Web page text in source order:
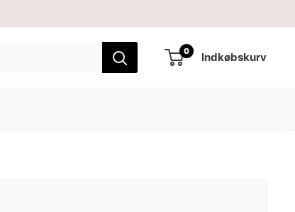
0 Indkøbskurv